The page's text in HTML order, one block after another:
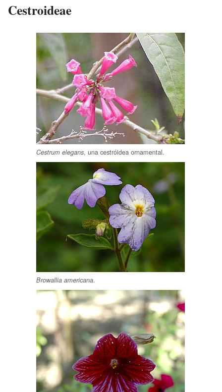
Cestroideae
Cestrum elegans, una cestróidea ornamental.
Browallia americana.